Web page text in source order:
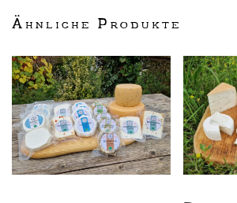
Die
können
auf
der
Produktseite
gewählt
werden
Ähnliche Produkte